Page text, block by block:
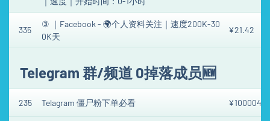
335
③ ｜Facebook - 🌍个人资料关注｜速度200K-30
0K天
¥21.42
Telegram 群/频道 0掉落成员🆕
235 Telagram 僵尸粉下单必看